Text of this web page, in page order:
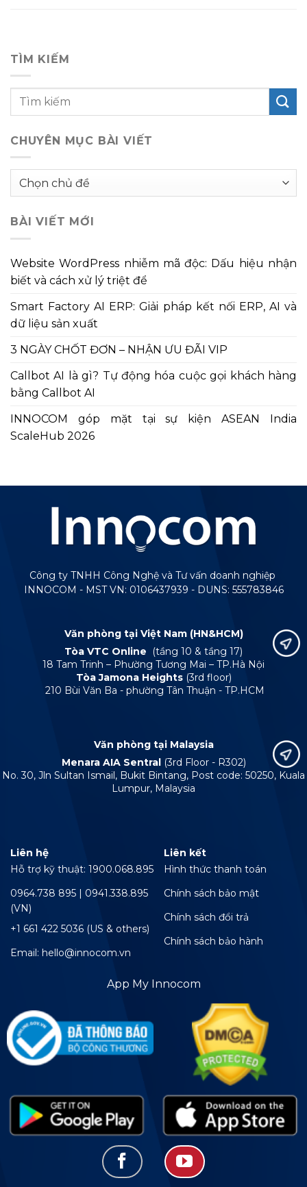
TÌM KIẾM
CHUYÊN MỤC BÀI VIẾT
Chuyên
viết
BÀI VIẾT MỚI
Website WordPress nhiễm mã độc: Dấu hiệu nhận
biết và cách xử lý triệt để
Smart Factory AI ERP: Giải pháp kết nối ERP, AI và
dữ liệu sản xuất
3 NGÀY CHỐT ĐƠN – NHẬN ƯU ĐÃI VIP
Callbot AI là gì? Tự động hóa cuộc gọi khách hàng
bằng Callbot AI
INNOCOM góp mặt tại sự kiện ASEAN India
ScaleHub 2026
Công ty TNHH Công Nghệ và Tư vấn doanh nghiệp
INNOCOM - MST VN: 0106437939 - DUNS: 555783846
Văn phòng tại Việt Nam (HN&HCM)
Tòa VTC Online
(tầng 10 & tầng 17)
18 Tam Trinh – Phường Tương Mai – TP.Hà Nội
Tòa Jamona Heights (3rd floor)
210 Bùi Văn Ba - phường Tân Thuận - TP.HCM
Văn phòng tại Malaysia
Menara AIA Sentral (3rd Floor - R302)
No. 30, Jln Sultan Ismail, Bukit Bintang, Post code: 50250, Kuala
Lumpur, Malaysia
Liên hệ
Hỗ trợ kỹ thuật: 1900.068.895
0964.738 895 | 0941.338.895
(VN)
+1 661 422 5036 (US & others)
Email: hello@innocom.vn
Liên kết
Hình thức thanh toán
Chính sách bảo mật
Chính sách đổi trả
Chính sách bảo hành
App My Innocom